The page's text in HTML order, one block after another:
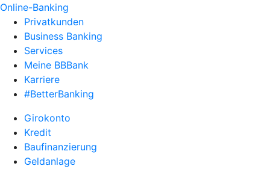
Online-Banking
Privatkunden
Business Banking
Services
Meine BBBank
Karriere
#BetterBanking
Girokonto
Kredit
Baufinanzierung
Geldanlage